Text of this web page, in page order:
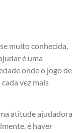
muito conhecida,
é uma
onde o jogo de
vez mais
atitude ajudadora
é haver